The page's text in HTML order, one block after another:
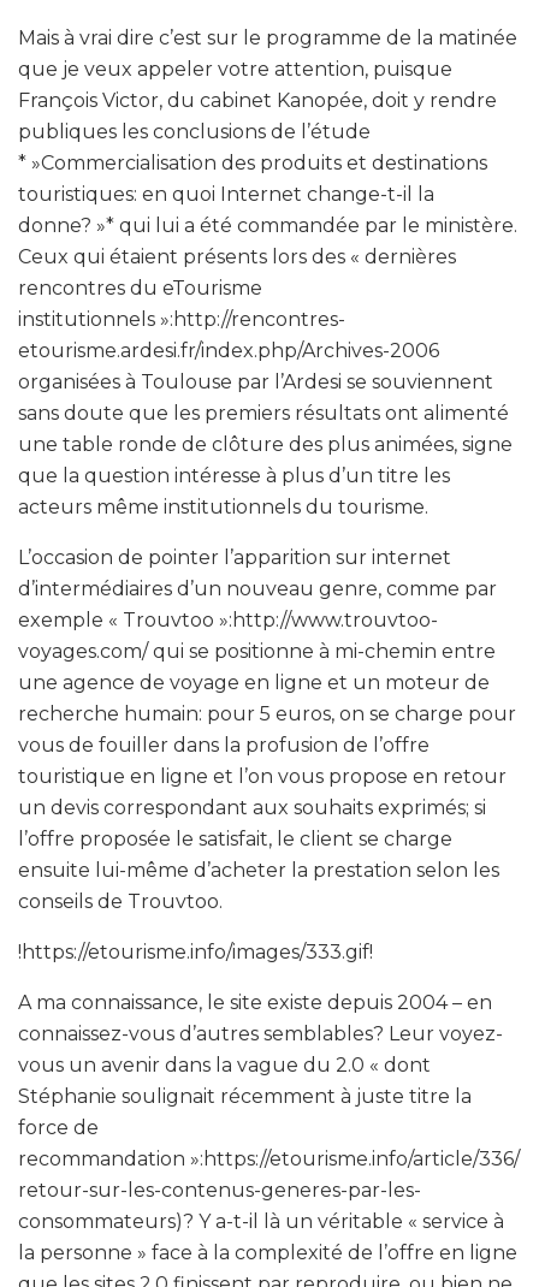
Mais à vrai dire c’est sur le programme de la matinée
que je veux appeler votre attention, puisque
François Victor, du cabinet Kanopée, doit y rendre
publiques les conclusions de l’étude
* »Commercialisation des produits et destinations
touristiques: en quoi Internet change-t-il la
donne? »* qui lui a été commandée par le ministère.
Ceux qui étaient présents lors des « dernières
rencontres du eTourisme
institutionnels »:http://rencontres-
etourisme.ardesi.fr/index.php/Archives-2006
organisées à Toulouse par l’Ardesi se souviennent
sans doute que les premiers résultats ont alimenté
une table ronde de clôture des plus animées, signe
que la question intéresse à plus d’un titre les
acteurs même institutionnels du tourisme.
L’occasion de pointer l’apparition sur internet
d’intermédiaires d’un nouveau genre, comme par
exemple « Trouvtoo »:http://www.trouvtoo-
voyages.com/ qui se positionne à mi-chemin entre
une agence de voyage en ligne et un moteur de
recherche humain: pour 5 euros, on se charge pour
vous de fouiller dans la profusion de l’offre
touristique en ligne et l’on vous propose en retour
un devis correspondant aux souhaits exprimés; si
l’offre proposée le satisfait, le client se charge
ensuite lui-même d’acheter la prestation selon les
conseils de Trouvtoo.
!https://etourisme.info/images/333.gif!
A ma connaissance, le site existe depuis 2004 – en
connaissez-vous d’autres semblables? Leur voyez-
vous un avenir dans la vague du 2.0 « dont
Stéphanie soulignait récemment à juste titre la
force de
recommandation »:https://etourisme.info/article/336/
retour-sur-les-contenus-generes-par-les-
consommateurs)? Y a-t-il là un véritable « service à
la personne » face à la complexité de l’offre en ligne